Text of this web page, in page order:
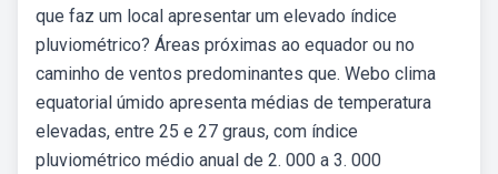
que faz um local apresentar um elevado índice
pluviométrico? Áreas próximas ao equador ou no
caminho de ventos predominantes que. Webo clima
equatorial úmido apresenta médias de temperatura
elevadas, entre 25 e 27 graus, com índice
pluviométrico médio anual de 2. 000 a 3. 000